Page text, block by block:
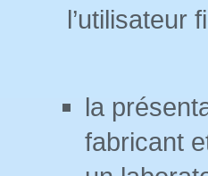
l’utilisateur
la
fabricant